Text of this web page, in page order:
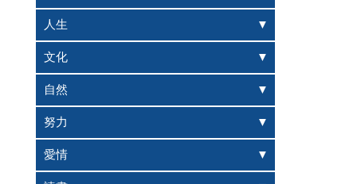
人生
文化
自然
努力
愛情